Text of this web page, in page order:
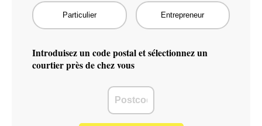
Particulier Entrepreneur
Introduisez un code postal et sélectionnez un
courtier près de chez vous